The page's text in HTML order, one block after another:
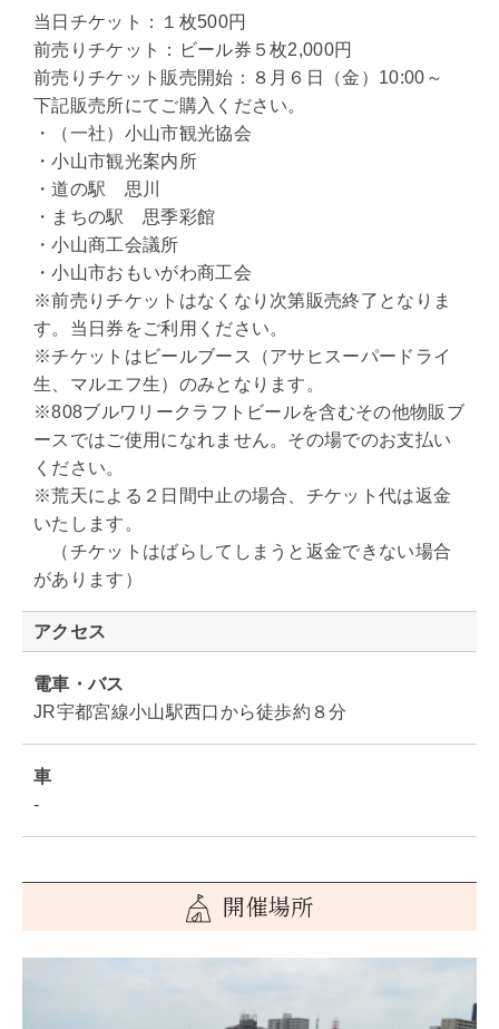
当日チケット：１枚500円
前売りチケット：ビール券５枚2,000円
前売りチケット販売開始：８月６日（金）10:00～
下記販売所にてご購入ください。
・（一社）小山市観光協会
・小山市観光案内所
・道の駅 思川
・まちの駅 思季彩館
・小山商工会議所
・小山市おもいがわ商工会
※前売りチケットはなくなり次第販売終了となりま
す。当日券をご利用ください。
※チケットはビールブース（アサヒスーパードライ
生、マルエフ生）のみとなります。
※808ブルワリークラフトビールを含むその他物販ブ
ースではご使用になれません。その場でのお支払い
ください。
※荒天による２日間中止の場合、チケット代は返金
いたします。
（チケットはばらしてしまうと返金できない場合
があります）
アクセス
電車・バス
JR宇都宮線小山駅西口から徒歩約８分
車
-
開催場所